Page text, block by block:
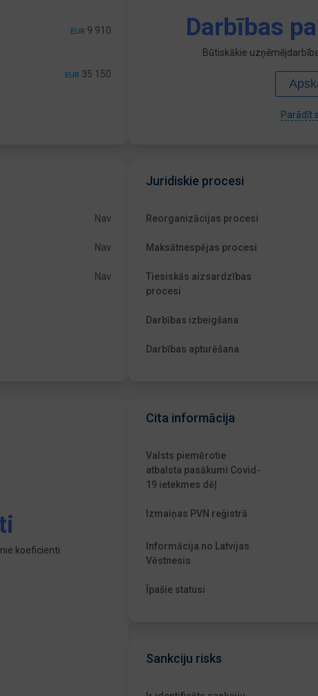
EUR 9 910
EUR 35 150
Darbības
Būtiskākie
Parādīt
Nav
Nav
Nav
Juridiskie procesi
Reorganizācijas procesi
Maksātnespējas procesi
Tiesiskās aizsardzības
procesi
Darbības izbeigšana
Darbības apturēšana
koeficienti
Cita informācija
Valsts piemērotie
atbalsta pasākumi Covid-
19 ietekmes dēļ
Izmaiņas PVN reģistrā
Informācija no Latvijas
Vēstnesis
Īpašie statusi
Sankciju risks